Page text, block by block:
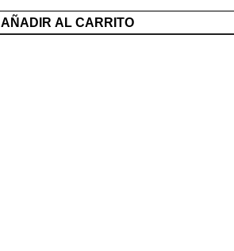
AÑADIR AL CARRITO